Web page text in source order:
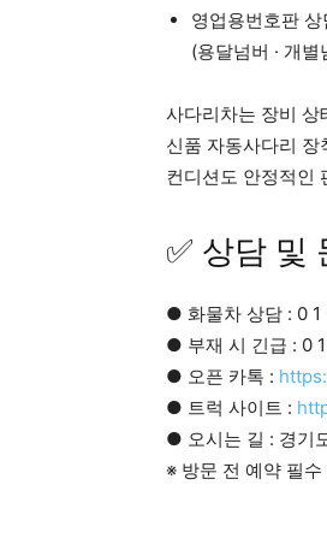
영업용번호판 상
(용달넘버 · 개별
사다리차는 장비 상
신품 자동사다리
컨디션도 안정적인
✅ 상담 및
● 화물차 상담 : 0 1
● 부재 시 긴급 : 0
● 오픈 카톡 :
● 트럭 사이트 :
● 오시는 길 : 경기
※ 방문 전 예약 필수